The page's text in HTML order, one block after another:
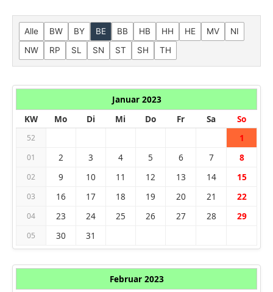
Alle BW BY BE BB HB HH HE MV
NI
NW
RP SL SN ST SH TH
Januar 2023
KW
Mo Di Mi Do Fr Sa So
52 1
01 2 3 4 5 6 7 8
02 9 10 11 12 13 14 15
03 16 17 18 19 20 21 22
04 23 24 25 26 27 28 29
05 30 31
Februar 2023